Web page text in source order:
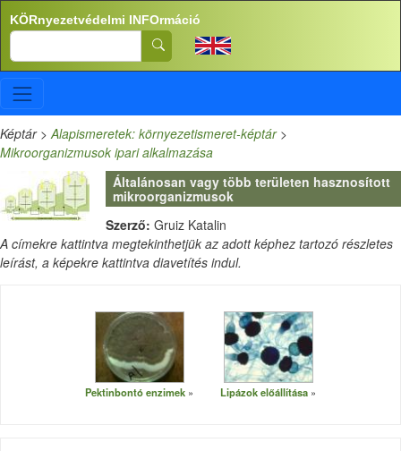
Ugrás a tartalomra
KÖRnyezetvédelmi INFOrmáció
Search
Képtár>Alapismeretek: környezetismeret-képtár>
Mikroorganizmusok ipari alkalmazása
Általánosan vagy több területen hasznosított
mikroorganizmusok
Szerző: Gruiz Katalin
A címekre kattintva megtekinthetjük az adott képhez tartozó részletes
leírást, a képekre kattintva diavetítés indul.
Pektinbontó enzimek Lipázok előállítása